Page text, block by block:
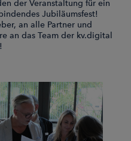
der Veranstaltung für ein
Jubiläumsfest!
an alle Partner und
an das Team der kv.digital